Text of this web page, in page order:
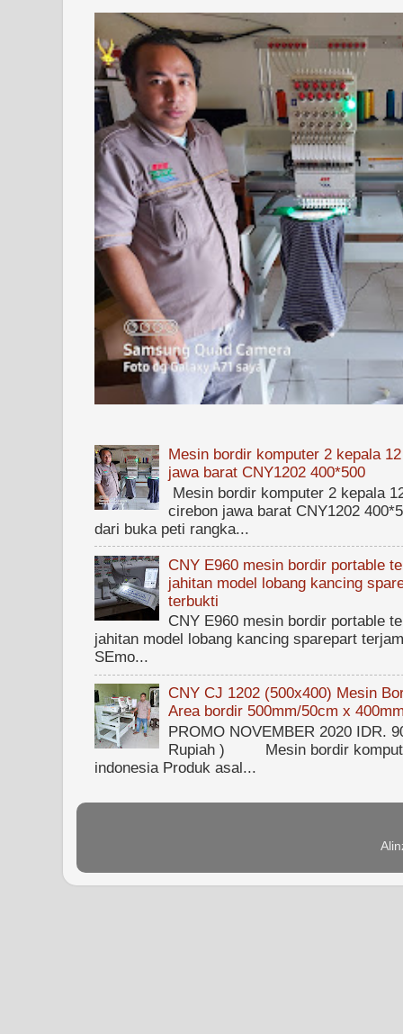
Mesin bordir komputer 2 kepala
jawa barat CNY1202 400*500
Mesin bordir komputer 2 kepala
cirebon jawa barat CNY1202
dari buka peti rangka...
CNY E960 mesin bordir portable
jahitan model lobang kancing
terbukti
CNY E960 mesin bordir portable
jahitan model lobang kancing sparepart
SEmo...
CNY CJ 1202 (500x400) Mesin
Area bordir 500mm/50cm x
PROMO NOVEMBER 2020 IDR.
Rupiah ) Mesin bordir
indonesia Produk asal...